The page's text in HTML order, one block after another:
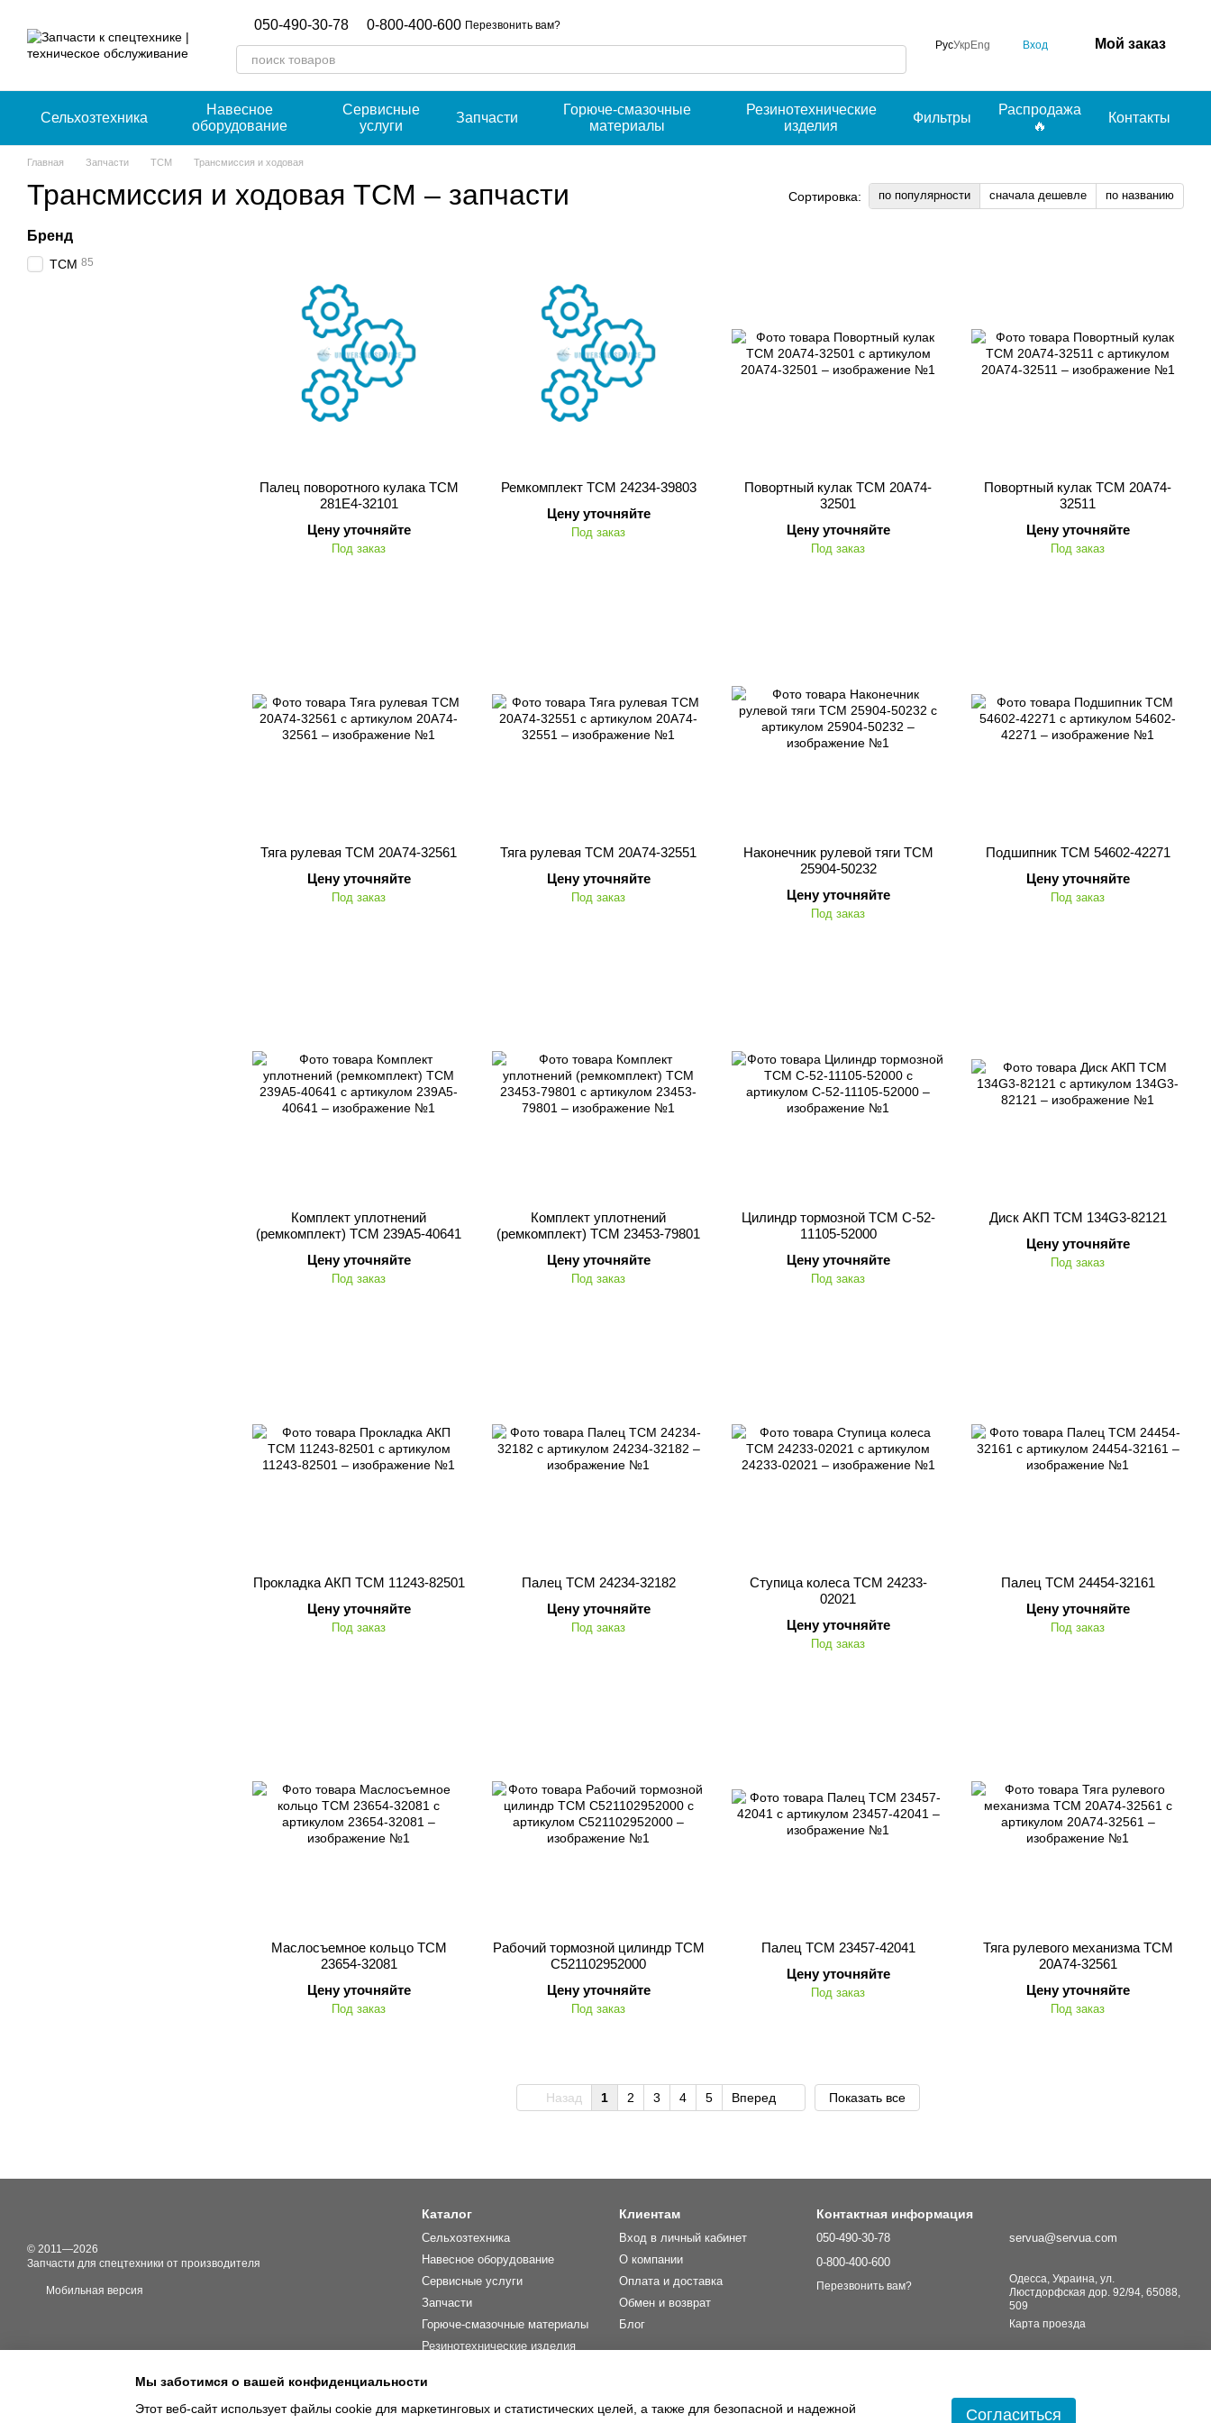
050-490-30-78 0-800-400-600 Перезвонить вам?
РусУкр Eng Вход Мой заказ
Сельхозтехника
Навесное
оборудование
Сервисные
услуги
Запчасти
Горюче-смазочные
материалы
Резинотехнические
изделия
Фильтры
Распродажа
🔥
Контакты
Главная Запчасти TCM Трансмиссия и ходовая
Трансмиссия и ходовая TCM – запчасти Сортировка: по популярности сначала дешевле по названию
Палец поворотного кулака TCM
281E4-32101
Цену уточняйте
Под заказ
Ремкомплект TCM 24234-39803
Цену уточняйте
Под заказ
Повортный кулак TCM 20A74-
32501
Цену уточняйте
Под заказ
Повортный кулак TCM 20A74-
32511
Цену уточняйте
Под заказ
Тяга рулевая TCM 20А74-32561
Цену уточняйте
Под заказ
Тяга рулевая TCM 20А74-32551
Цену уточняйте
Под заказ
Наконечник рулевой тяги TCM
25904-50232
Цену уточняйте
Под заказ
Подшипник TCM 54602-42271
Цену уточняйте
Под заказ
Комплект уплотнений
(ремкомплект) TCM 239A5-40641
Цену уточняйте
Под заказ
Комплект уплотнений
(ремкомплект) TCM 23453-79801
Цену уточняйте
Под заказ
Цилиндр тормозной TCM C-52-
11105-52000
Цену уточняйте
Под заказ
Диск АКП TCM 134G3-82121
Цену уточняйте
Под заказ
Прокладка АКП TCM 11243-82501
Цену уточняйте
Под заказ
Палец TCM 24234-32182
Цену уточняйте
Под заказ
Ступица колеса TCM 24233-
02021
Цену уточняйте
Под заказ
Палец TCM 24454-32161
Цену уточняйте
Под заказ
Маслосъемное кольцо TCM
23654-32081
Цену уточняйте
Под заказ
Рабочий тормозной цилиндр TCM
C521102952000
Цену уточняйте
Под заказ
Палец TCM 23457-42041
Цену уточняйте
Под заказ
Тяга рулевого механизма TCM
20A74-32561
Цену уточняйте
Под заказ
Назад 1 2 3 4 5 Вперед Показать все
Бренд
TCM 85
© 2011—2026
Запчасти для спецтехники от производителя
Мобильная версия
Каталог
Сельхозтехника
Навесное оборудование
Сервисные услуги
Запчасти
Горюче-смазочные материалы
Резинотехнические изделия
Распродажа 🔥
Контакты
Клиентам
Вход в личный кабинет
О компании
Оплата и доставка
Обмен и возврат
Блог
Контактная информация
050-490-30-78
0-800-400-600
Перезвонить вам?
servua@servua.com
Одесса, Украина, ул.
Люстдорфская дор. 92/94, 65088,
509
Карта проезда
Мы заботимся о вашей конфиденциальности
Этот веб-сайт использует файлы cookie для маркетинговых и статистических целей, а также для безопасной и надежной
Согласиться